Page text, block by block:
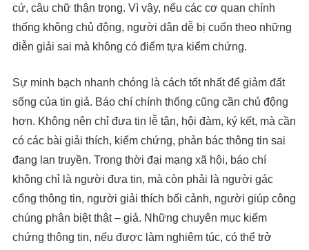
cứ, câu chữ thận trọng. Vì vậy, nếu các cơ quan chính
thống không chủ động, người dân dễ bị cuốn theo những
diễn giải sai mà không có điểm tựa kiểm chứng.
Sự minh bạch nhanh chóng là cách tốt nhất để giảm đất
sống của tin giả. Báo chí chính thống cũng cần chủ động
hơn. Không nên chỉ đưa tin lễ tân, hội đàm, ký kết, mà cần
có các bài giải thích, kiểm chứng, phản bác thông tin sai
đang lan truyền. Trong thời đại mạng xã hội, báo chí
không chỉ là người đưa tin, mà còn phải là người gác
cổng thông tin, người giải thích bối cảnh, người giúp công
chúng phân biệt thật – giả. Những chuyên mục kiểm
chứng thông tin, nếu được làm nghiêm túc, có thể trở